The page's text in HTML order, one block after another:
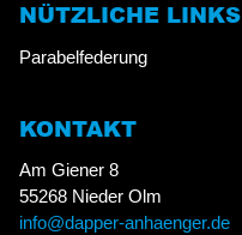
NÜTZLICHE LINKS
Parabelfederung
KONTAKT
Am Giener 8
55268 Nieder Olm
info@dapper-anhaenger.de